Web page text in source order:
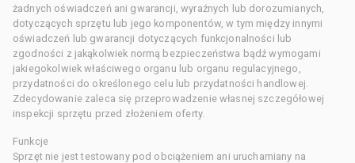
żadnych oświadczeń ani gwarancji, wyraźnych lub dorozumianych,
dotyczących sprzętu lub jego komponentów, w tym między innymi
oświadczeń lub gwarancji dotyczących funkcjonalności lub
zgodności z jakąkolwiek normą bezpieczeństwa bądź wymogami
jakiegokolwiek właściwego organu lub organu regulacyjnego,
przydatności do określonego celu lub przydatności handlowej.
Zdecydowanie zaleca się przeprowadzenie własnej szczegółowej
inspekcji sprzętu przed złożeniem oferty.
Funkcje
Sprzęt nie jest testowany pod obciążeniem ani uruchamiany na